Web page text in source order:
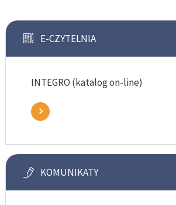
E-CZYTELNIA
INTEGRO (katalog on-line)
KOMUNIKATY